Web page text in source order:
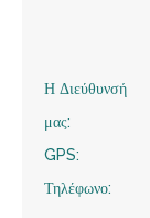
Η Διεύθυνσή
μας:
GPS:
Τηλέφωνο: